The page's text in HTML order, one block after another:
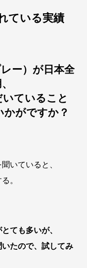
ている実績
ー）が日本全
ていること
がですか？
いていると、
。
ても多いが、
たので、試してみ